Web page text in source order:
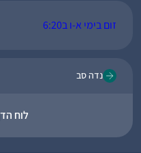
זום בימי א-ו ב6:20
נדה סב
לוח